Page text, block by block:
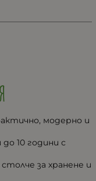
модерно и
10 години с
за хранене и